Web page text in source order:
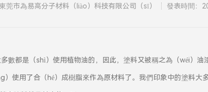
莞市為易高分子材料（liào）科技有限公司（sī） 發表時間：
數都是（shì）使用植物油的，因此，塗料又被稱之為（wéi）油
使用了合（hé）成樹脂來作為原材料了。我們印象中的塗料大